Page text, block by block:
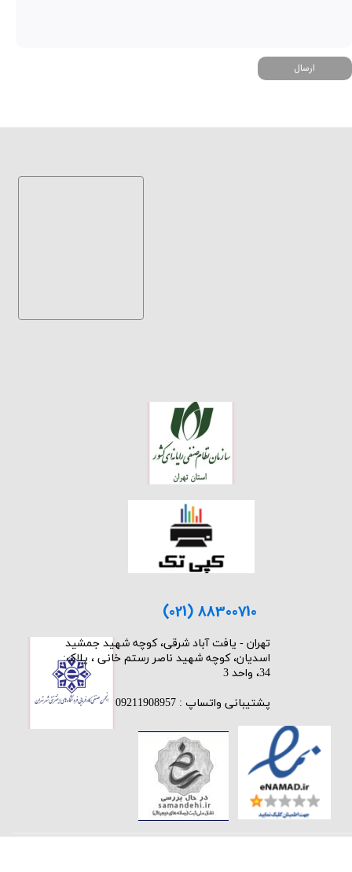
ارسال
(021) 88300710
​تهران - یافت آباد شرقی، کوچه شهید جمشید
اسدیان، کوچه شهید ناصر رستم خانی ، پلاک:
34، واحد 3
پشتیبانی واتساپ : 09211908957